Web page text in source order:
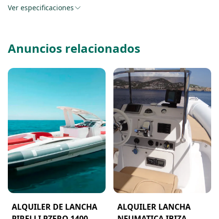
IVA 21%
Ver especificaciones
Anuncios relacionados
ALQUILER DE LANCHA
ALQUILER LANCHA